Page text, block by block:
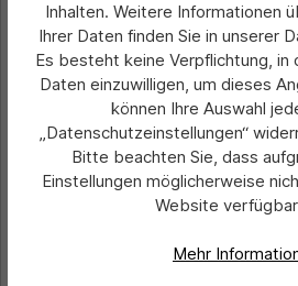
Durchschnittliche Bewertung
Weihnachts-Aufkleber
quadratisch, Motiv 1
Preis pro 100 Stück:
Preise exkl. MwSt. zzgl. Versandkosten
Inhalten. Weitere Informationen
Ihrer Daten finden Sie in unserer
Es besteht keine Verpflichtung, in
Daten einzuwilligen, um dieses
können Ihre Auswahl
„Datenschutzeinstellungen“
Bitte beachten Sie, dass
Einstellungen möglicherweise
Website
Mehr